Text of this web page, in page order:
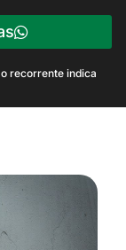
recorrente indica